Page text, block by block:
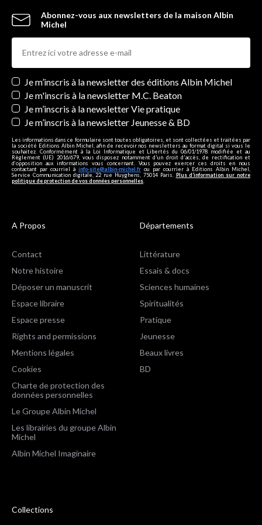
Abonnez-vous aux newsletters de la maison Albin
Michel
Newsletters
Je m’inscris à la newsletter des éditions Albin Michel
Je m'inscris à la newsletter M.C. Beaton
Je m’inscris à la newsletter Vie pratique
Je m’inscris à la newsletter Jeunesse & BD
Les informations dans ce formulaire sont toutes obligatoires, et sont collectées et traitées par
la société Editions Albin Michel, afin de recevoir nos newsletters au format digital si vous le
souhaitez. Conformément à la Loi Informatique et Libertés du 06/01/1978 modifiée et au
Règlement (UE) 2016/679, vous disposez notamment d'un droit d'accès, de rectification et
d’opposition aux informations vous concernant. Vous pouvez exercer ces droits en nous
contactant par courriel à info-site@albin-michel.fr ou par courrier à Editions Albin Michel,
Service Communication digitale, 22 rue Huyghens, 75014 Paris. Plus d’information sur notre
politique de protection de vos données personnelles
A Propos
Contact
Notre histoire
Déposer un manuscrit
Espace libraire
Espace presse
Rights and permissions
Mentions légales
Cookies
Charte de protection des
données personnelles
Le Groupe Albin Michel
Les librairies du groupe Albin
Michel
Albin Michel Imaginaire
Départements
Littérature
Essais & docs
Sciences humaines
Spiritualités
Pratique
Jeunesse
Beaux livres
BD
Collections